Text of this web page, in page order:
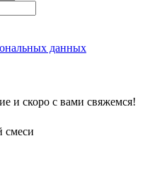
данных
и скоро с вами свяжемся!
смеси